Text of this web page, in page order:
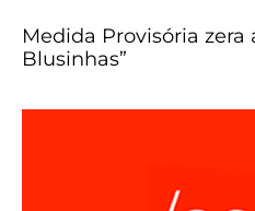
Medida Provisória zera
Blusinhas”